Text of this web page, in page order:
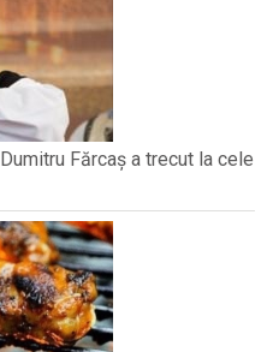
Fărcaș a trecut la cele